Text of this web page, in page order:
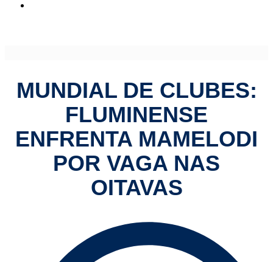
MUNDIAL DE CLUBES:
FLUMINENSE
ENFRENTA MAMELODI
POR VAGA NAS
OITAVAS